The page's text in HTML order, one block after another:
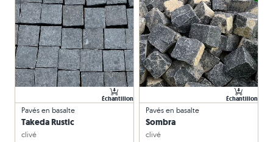
Pavés en basalte
Takeda Rustic
clivé
Échantillon
Pavés en basalte
Sombra
clivé
Échantillon